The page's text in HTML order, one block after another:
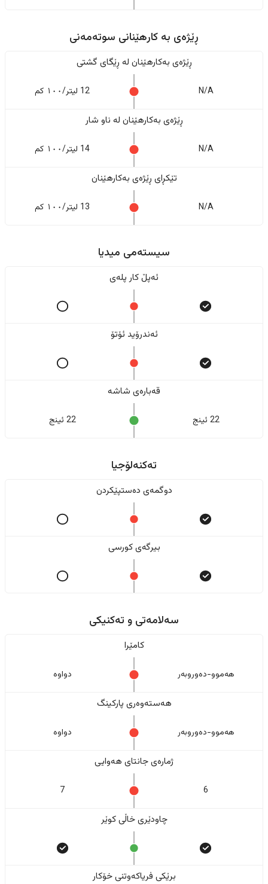
ڕێژەى به کارهێنانی سوتەمەنی
ڕێژەى بەکارهێنان له ڕێگای گشتی
N/A 12 لیتر/١٠٠ کم
ڕێژەى بەکارهێنان له ناو شار
N/A 14 لیتر/١٠٠ کم
تێکڕای ڕێژەى بەکارهێنان
N/A 13 لیتر/١٠٠ کم
سیستەمی میدیا
ئەپڵ کار پلەی
ئەندرۆید ئۆتۆ
قەبارەی شاشە
22 ئینج 22 ئینج
تەکنەلۆجیا
دوگمەی دەستپێکردن
بیرگەی کورسی
سەلامەتی و تەکنیکی
کامێرا
هەموو-دەوروبەر دواوە
هەستەوەری پارکینگ
هەموو-دەوروبەر دواوە
ژمارەی جانتای هەوایی
6
7
چاودێری خاڵی کوێر
برێکی فریاکەوتنی خۆکار